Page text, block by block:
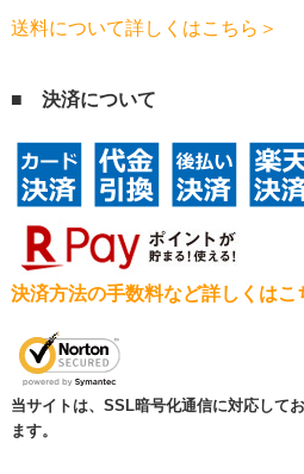
送料について詳しくはこちら＞
■ 決済について
決済方法の手数料など詳しくはこ
当サイトは、SSL暗号化通信に対応して
ます。